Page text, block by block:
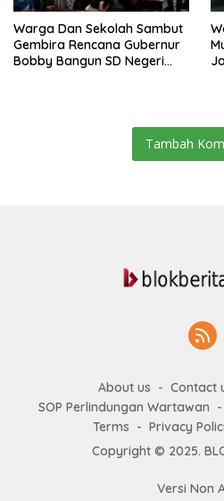
Warga Dan Sekolah Sambut
Gembira Rencana Gubernur
Bobby Bangun SD Negeri
Tambah
About us Contact
SOP Perlindungan Wartawan
Terms
Privacy
Copyright © 2025.
Versi Non